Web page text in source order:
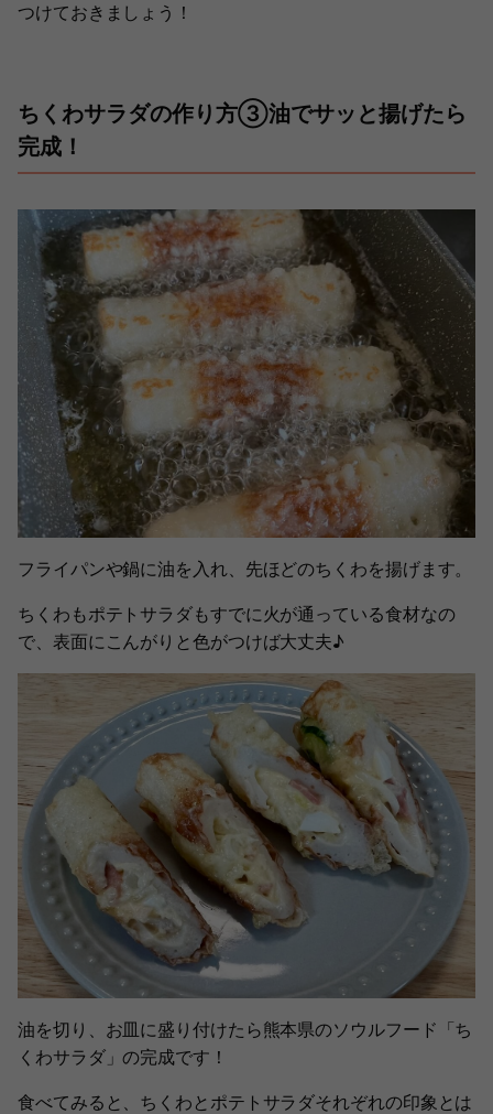
つけておきましょう！
ちくわサラダの作り方③油でサッと揚げたら
完成！
フライパンや鍋に油を入れ、先ほどのちくわを揚げます。
ちくわもポテトサラダもすでに火が通っている食材なの
で、表面にこんがりと色がつけば大丈夫♪
油を切り、お皿に盛り付けたら熊本県のソウルフード「ち
くわサラダ」の完成です！
食べてみると、ちくわとポテトサラダそれぞれの印象とは